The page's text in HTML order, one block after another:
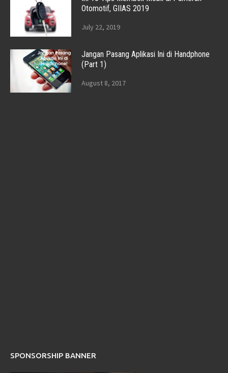
Otomotif, GIIAS 2019
July 22, 2019
Jangan Pasang Aplikasi Ini di Handphone
(Part 1)
August 8, 2017
SPONSORSHIP BANNER